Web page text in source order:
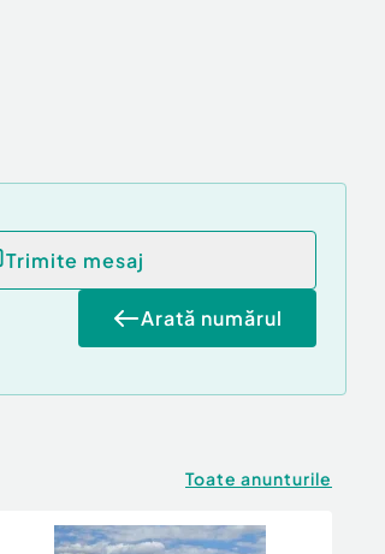
Trimite mesaj
Arată numărul
Toate anunturile